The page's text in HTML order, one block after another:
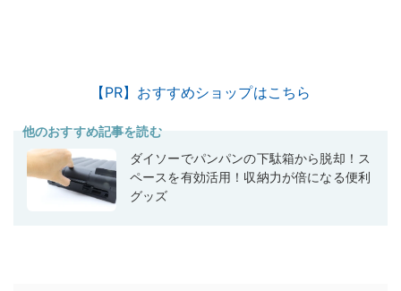
【PR】おすすめショップはこちら
他のおすすめ記事を読む
ダイソーでパンパンの下駄箱から脱却！ス
ペースを有効活用！収納力が倍になる便利
グッズ